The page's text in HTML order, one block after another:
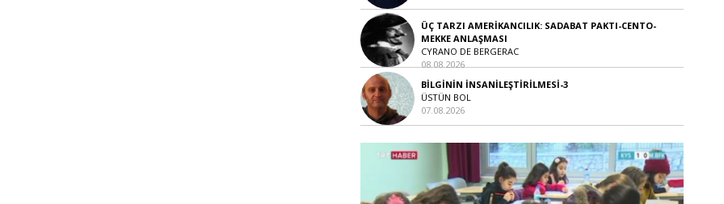
ÜÇ TARZI AMERİKANCILIK: SADABAT PAKTI-CENTO-
MEKKE ANLAŞMASI
CYRANO DE BERGERAC
08.08.2026
BİLGİNİN İNSANİLEŞTİRİLMESİ-3
ÜSTÜN BOL
07.08.2026